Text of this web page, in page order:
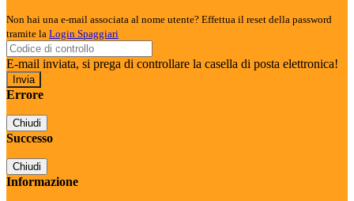
Non hai una e-mail associata al nome utente? Effettua il reset della password
tramite la Login Spaggiari
E-mail inviata, si prega di controllare la casella di posta elettronica!
Errore
Chiudi
Successo
Chiudi
Informazione